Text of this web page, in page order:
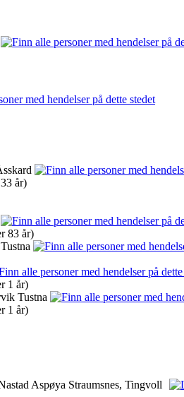
år)
83 år)
1 år)
Tustna
1 år)
Aspøya Straumsnes, Tingvoll